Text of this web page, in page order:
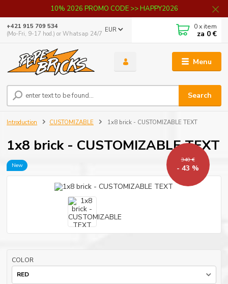
10% 2026 PROMO CODE >> HAPPY2026
Menu
EUR
Search
+421 915 709 534
(Mo-Fri, 9-17 hod.) or Whatsap 24/7
0x item
za 0 €
Introduction CUSTOMIZABLE 1x8 brick - CUSTOMIZABLE TEXT
1x8 brick - CUSTOMIZABLE TEXT
New
340 €
- 43 %
COLOR